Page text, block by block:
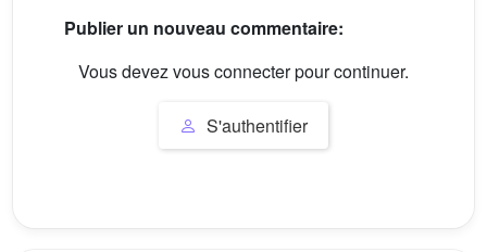
Publier un nouveau commentaire:
Vous devez vous connecter pour continuer.
S'authentifier